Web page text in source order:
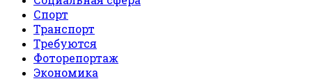
Спорт
Транспорт
Требуются
Фоторепортаж
Экономика